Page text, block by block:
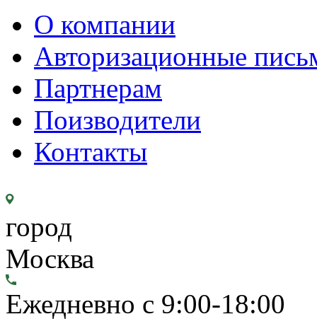
О компании
Авторизационные
Партнерам
Поизводители
Контакты
город
Москва
Ежедневно с 9:00-18:00